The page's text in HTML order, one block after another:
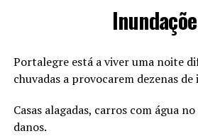
Portalegre está a viver uma noite
chuvadas a provocarem dezenas de
Casas alagadas, carros com água
danos.